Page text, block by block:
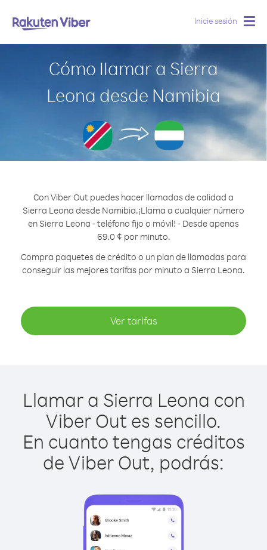
Inicie sesión
Cómo llamar a Sierra
Leona desde Namibia
Con Viber Out puedes hacer llamadas de calidad a
Sierra Leona desde Namibia.¡Llama a cualquier número
en Sierra Leona - teléfono fijo o móvil! - Desde apenas
69.0 ¢ por minuto.
Compra paquetes de crédito o un plan de llamadas para
conseguir las mejores tarifas por minuto a Sierra Leona.
Ver tarifas
Llamar a Sierra Leona con
Viber Out es sencillo.
En cuanto tengas créditos
de Viber Out, podrás: